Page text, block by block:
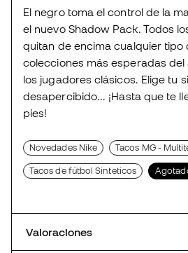
El negro toma el control de la
el nuevo Shadow Pack. Todos
quitan de encima cualquier tipo
colecciones más esperadas
los jugadores clásicos. Elige tu
desapercibido... ¡Hasta que te
pies!
Novedades Nike Tacos MG -
Tacos de fútbol Sinteticos
Valoraciones